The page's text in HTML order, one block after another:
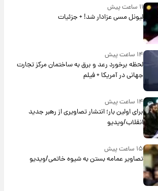
۱۱ ساعت پیش
لیونل مسی عزادار شد! + جزئیات
۱۴ ساعت پیش
لحظه برخورد رعد و برق به ساختمان مرکز تجارت
جهانی در آمریکا + فیلم
۱۴ ساعت پیش
برای اولین بار؛ انتشار تصاویری از رهبر جدید
انقلاب/ویدیو
۱۵ ساعت پیش
تصاویر عمامه بستن به شیوه خاتمی/ویدیو